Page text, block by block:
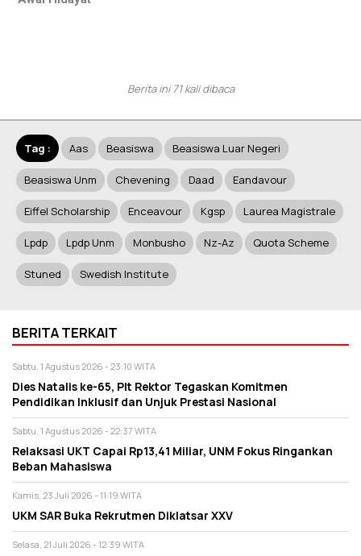
Berita ini 71 kali dibaca
Tag : Aas Beasiswa Beasiswa Luar Negeri
Beasiswa Unm Chevening Daad Eandavour
Eiffel Scholarship Enceavour Kgsp Laurea Magistrale
Lpdp Lpdp Unm Monbusho Nz-Az Quota Scheme
Stuned Swedish Institute
BERITA TERKAIT
Sabtu, 1 Agustus 2026 - 23:10 WITA
Dies Natalis ke-65, Plt Rektor Tegaskan Komitmen
Pendidikan Inklusif dan Unjuk Prestasi Nasional
Sabtu, 1 Agustus 2026 - 22:37 WITA
Relaksasi UKT Capai Rp13,41 Miliar, UNM Fokus Ringankan
Beban Mahasiswa
Kamis, 23 Juli 2026 - 11:19 WITA
UKM SAR Buka Rekrutmen Diklatsar XXV
Selasa, 21 Juli 2026 - 12:39 WITA